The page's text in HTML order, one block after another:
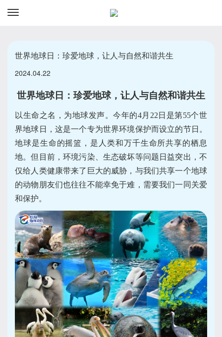
订
世界地球日：珍爱地球，让人与自然和谐共生
2024.04.22
世界地球日：珍爱地球，让人与自然和谐共生
以生命之名，为地球发声。今年的4月22日是第55个世
界地球日，这是一个专为世界环境保护而设立的节日。
地球是生命的摇篮，是人类和万千生命所共享的栖息
地。但目前，环境污染、生态破坏等问题日益突出，不
仅给人类健康带来了巨大的威胁，与我们共享一个地球
的动物朋友们也往往不能幸免于难，需要我们一同关爱
和保护。